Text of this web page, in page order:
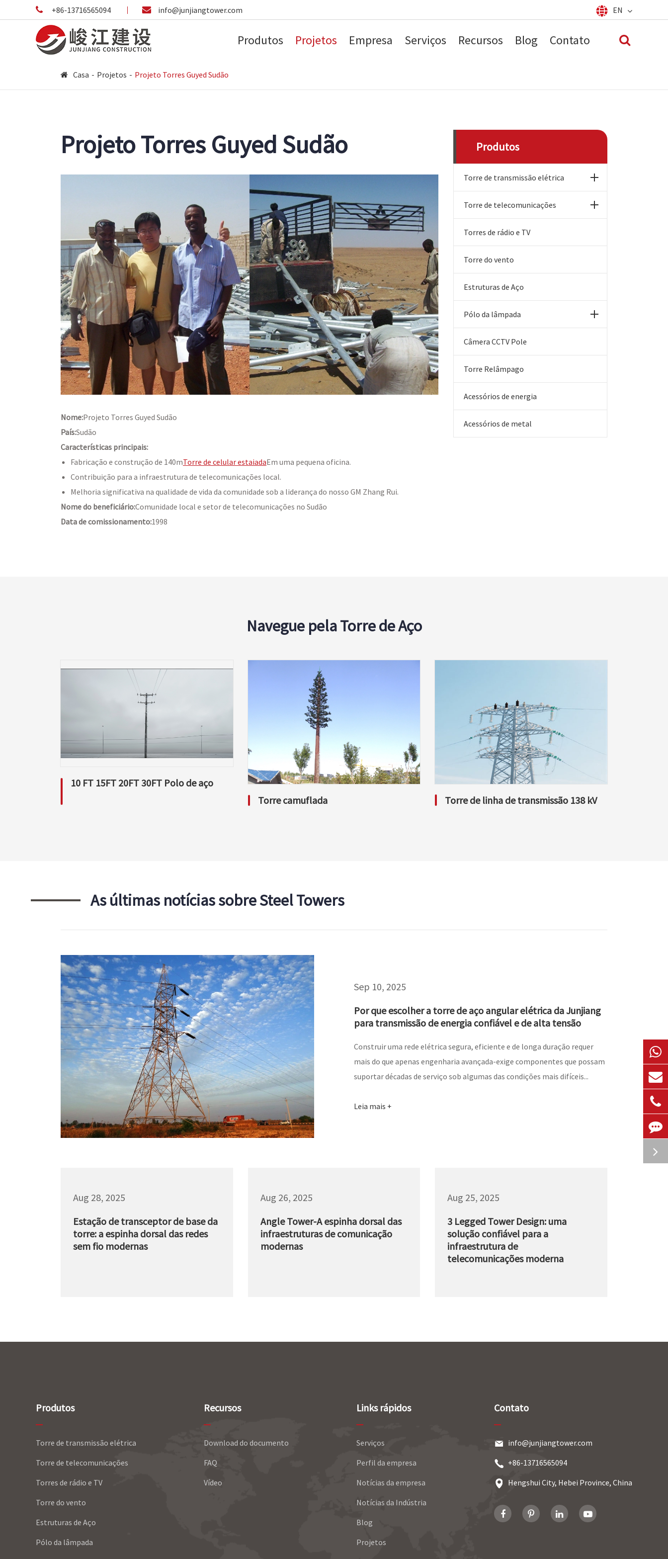
+86-13716565094 info@junjiangtower.com EN
Produtos Projetos Empresa Serviços Recursos Blog Contato
Casa Projetos Projeto Torres Guyed Sudão
Projeto Torres Guyed Sudão
Nome:Projeto Torres Guyed Sudão
País:Sudão
Características principais:
Fabricação e construção de 140mTorre de celular estaiadaEm uma pequena oficina.
Contribuição para a infraestrutura de telecomunicações local.
Melhoria significativa na qualidade de vida da comunidade sob a liderança do nosso GM Zhang Rui.
Nome do beneficiário:Comunidade local e setor de telecomunicações no Sudão
Data de comissionamento:1998
Produtos
Torre de transmissão elétrica
Torre de telecomunicações
Torres de rádio e TV
Torre do vento
Estruturas de Aço
Pólo da lâmpada
Câmera CCTV Pole
Torre Relâmpago
Acessórios de energia
Acessórios de metal
Navegue pela Torre de Aço
10 FT 15FT 20FT 30FT Polo de aço
Torre camuflada
Torre de linha de transmissão 138 kV
As últimas notícias sobre Steel Towers
Sep 10, 2025
Por que escolher a torre de aço angular elétrica da Junjiang
para transmissão de energia confiável e de alta tensão
Construir uma rede elétrica segura, eficiente e de longa duração requer
mais do que apenas engenharia avançada-exige componentes que possam
suportar décadas de serviço sob algumas das condições mais difíceis...
Leia mais
Aug 28, 2025
Estação de transceptor de base da
torre: a espinha dorsal das redes
sem fio modernas
Aug 26, 2025
Angle Tower-A espinha dorsal das
infraestruturas de comunicação
modernas
Aug 25, 2025
3 Legged Tower Design: uma
solução confiável para a
infraestrutura de
telecomunicações moderna
Produtos
Torre de transmissão elétrica
Torre de telecomunicações
Torres de rádio e TV
Torre do vento
Estruturas de Aço
Pólo da lâmpada
Recursos
Download do documento
FAQ
Vídeo
Links rápidos
Serviços
Perfil da empresa
Notícias da empresa
Notícias da Indústria
Blog
Projetos
Contato
info@junjiangtower.com
+86-13716565094
Hengshui City, Hebei Province, China